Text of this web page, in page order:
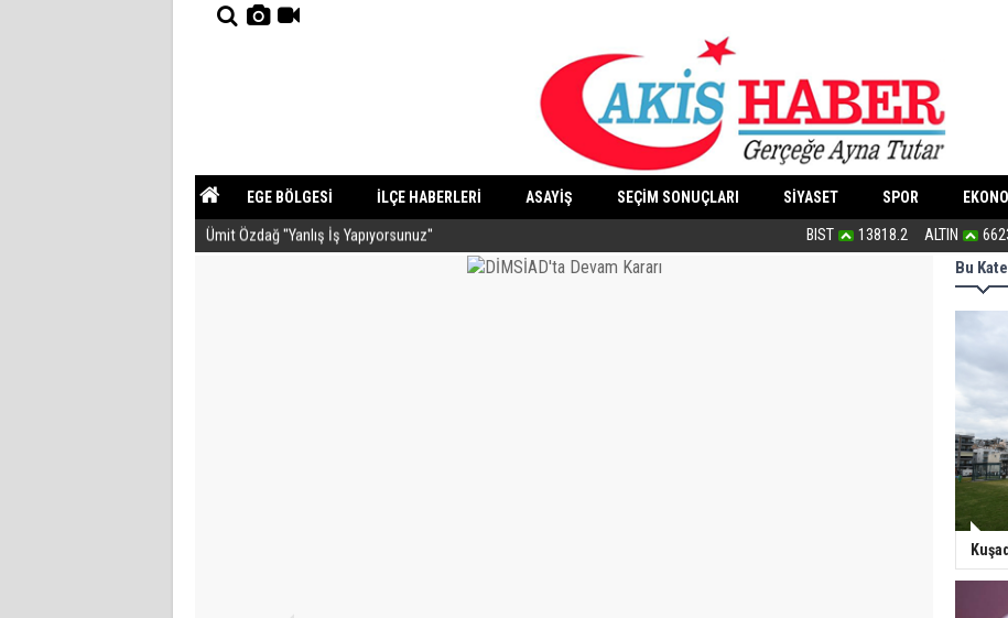
EGE BÖLGESİ İLÇE HABERLERİ ASAYİŞ SEÇİM SONUÇLARI SİYASET SPOR
YAZARLAR GÜNDEM
Ümit Özdağ ''Yanlış İş Yapıyorsunuz'' Bu haliyle kanunlaşırsa kaos yaşanır
BIST 13818.2 ALTIN
Bu